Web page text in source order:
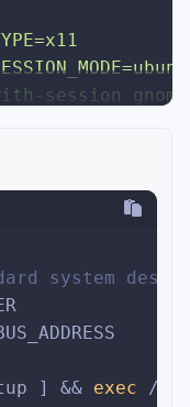
session
system
] && exec /